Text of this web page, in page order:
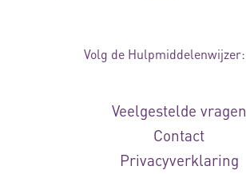
Volg de Hulpmiddelenwijzer:
Veelgestelde vragen
Contact
Privacyverklaring